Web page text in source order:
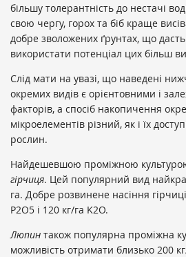
більшу толерантність до нестачі
свою чергу, горох та біб краще
добре зволожених ґрунтах, що
використати потенціал цих більш
Слід мати на увазі, що наведені
окремих видів є орієнтовними і
факторів, а спосіб накопичення
мікроелементів різний, як і їх
рослин.
Найдешевшою проміжною
гірчиця. Цей популярний вид
га. Добре розвинене насіння
P2O5 і 120 кг/га K2O.
Люпин також популярна проміжна
можливість отримати близько 200